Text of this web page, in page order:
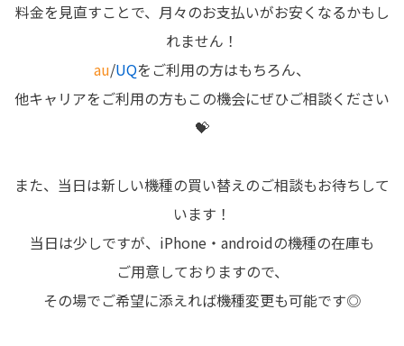
料金を見直すことで、月々のお支払いがお安くなるかもし
れません！
au/UQをご利用の方はもちろん、
他キャリアをご利用の方もこの機会にぜひご相談ください
💝
また、当日は新しい機種の買い替えのご相談もお待ちして
います！
当日は少しですが、iPhone・androidの機種の在庫も
ご用意しておりますので、
その場でご希望に添えれば機種変更も可能です◎